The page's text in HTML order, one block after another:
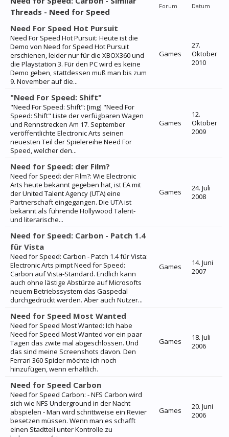
Threads - Need for Speed
Forum Datum
Need For Speed Hot Pursuit
Need For Speed Hot Pursuit: Heute ist die
Demo von Need for Speed Hot Pursuit
erschienen, leider nur für die XBOX360 und
die Playstation 3. Für den PC wird es keine
Demo geben, stattdessen muß man bis zum
9. November auf die...
Games
27.
Oktober
2010
"Need For Speed: Shift"
"Need For Speed: Shift": [img] "Need For
Speed: Shift" Liste der verfügbaren Wagen
und Rennstrecken Am 17. September
veröffentlichte Electronic Arts seinen
neuesten Teil der Spielereihe Need For
Speed, welcher den...
Games
12.
Oktober
2009
Need for Speed: der Film?
Need for Speed: der Film?: Wie Electronic
Arts heute bekannt gegeben hat, ist EA mit
der United Talent Agency (UTA) eine
Partnerschaft eingegangen. Die UTA ist
bekannt als führende Hollywood Talent-
und literarische...
Games
24. Juli
2008
Need for Speed: Carbon - Patch 1.4
für Vista
Need for Speed: Carbon - Patch 1.4 für Vista:
Electronic Arts pimpt Need for Speed:
Carbon auf Vista-Standard. Endlich kann
auch ohne lästige Abstürze auf Microsofts
neuem Betriebssystem das Gaspedal
durchgedrückt werden. Aber auch Nutzer...
Games
14. Juni
2007
Need for Speed Most Wanted
Need for Speed Most Wanted: Ich habe
Need for Speed Most Wanted vor ein paar
Tagen das zwite mal abgeschlossen. Und
das sind meine Screenshots davon. Den
Ferrari 360 Spider möchte ich noch
hinzufügen, wenn erhältlich.
Games
18. Juli
2006
Need for Speed Carbon
Need for Speed Carbon: - NFS Carbon wird
sich wie NFS Underground in der Nacht
abspielen - Man wird schrittweise ein Revier
besetzen müssen. Wenn man es schafft
einen Stadtteil unter Kontrolle zu
Games
20. Juni
2006